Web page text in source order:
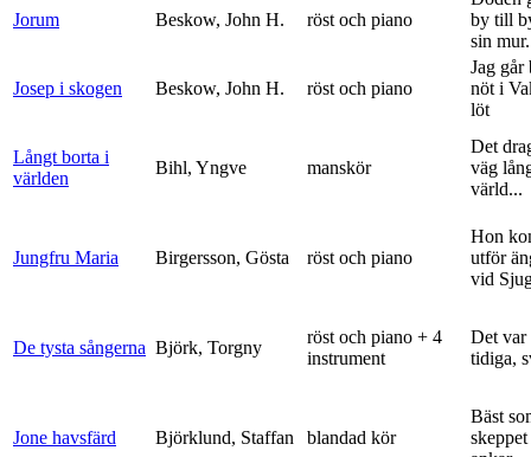
Jorum Beskow, John H. röst och piano
by till
sin
Josep i skogen Beskow, John H. röst och piano
Jag går
nöt i
löt
Långt borta i
världen
Bihl, Yngve manskör
Det
väg
värld...
Jungfru Maria Birgersson, Gösta röst och piano
Hon
utför
vid
De tysta sångerna Björk, Torgny
röst och piano + 4
instrument
Det var
tidiga,
Jone havsfärd Björklund, Staffan blandad kör
Bäst